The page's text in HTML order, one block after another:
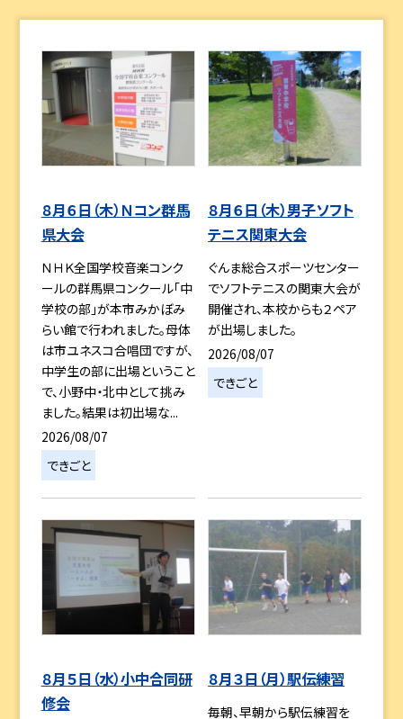
８月６日（木）Ｎコン群馬
県大会
ＮＨＫ全国学校音楽コンク
ールの群馬県コンクール「中
学校の部」が本市みかぼみ
らい館で行われました。母体
は市ユネスコ合唱団ですが、
中学生の部に出場ということ
で、小野中・北中として挑み
ました。結果は初出場な...
2026/08/07
できごと
８月６日（木）男子ソフト
テニス関東大会
ぐんま総合スポーツセンター
でソフトテニスの関東大会が
開催され、本校からも２ペア
が出場しました。
2026/08/07
できごと
８月５日（水）小中合同研
修会
８月３日（月）駅伝練習
毎朝、早朝から駅伝練習を